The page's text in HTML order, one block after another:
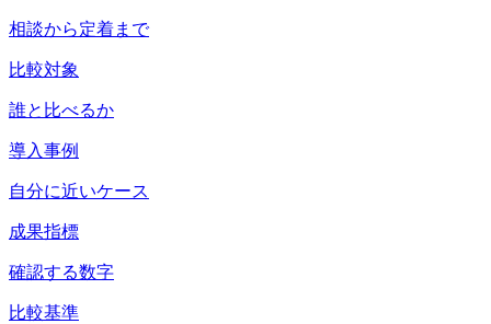
相談から定着まで
比較対象
誰と比べるか
導入事例
自分に近いケース
成果指標
確認する数字
比較基準